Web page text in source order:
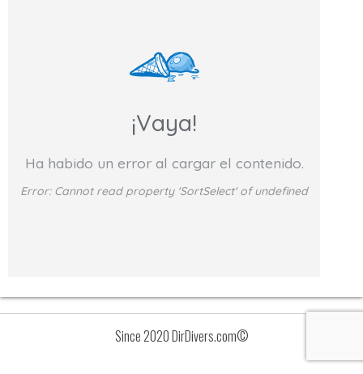
¡Vaya!
Ha habido un error al cargar el contenido.
Error: Cannot read property 'SortSelect' of undefined
Since 2020 DirDivers.com©